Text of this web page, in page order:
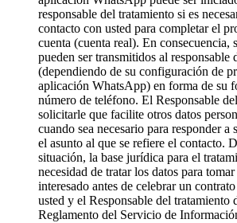
responsable del tratamiento si es
contacto con usted para completar el
cuenta (cuenta real). En consecuencia,
pueden ser transmitidos al responsable
(dependiendo de su configuración de
aplicación WhatsApp) en forma de su
número de teléfono. El Responsable
solicitarle que facilite otros datos
cuando sea necesario para responder a
el asunto al que se refiere el contacto.
situación, la base jurídica para el
necesidad de tratar los datos para
interesado antes de celebrar un
usted y el Responsable del tratamiento
Reglamento del Servicio de